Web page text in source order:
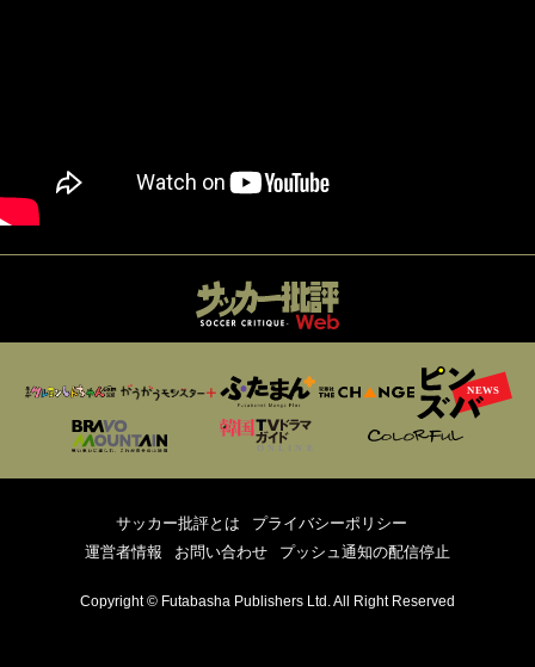
サッカー批評とは
プライバシーポリシー
運営者情報
お問い合わせ プッシュ通知の配信停止
Copyright © Futabasha Publishers Ltd. All Right Reserved